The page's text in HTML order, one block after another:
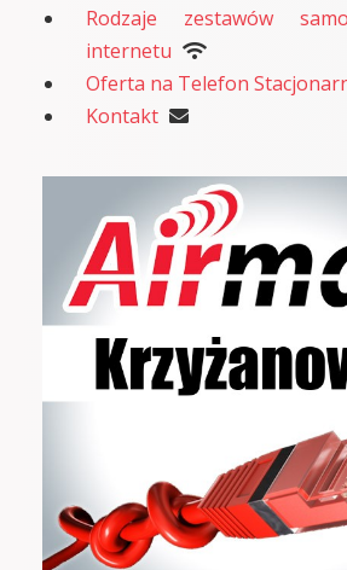
Rodzaje zestawów
internetu
Oferta na Telefon
Kontakt